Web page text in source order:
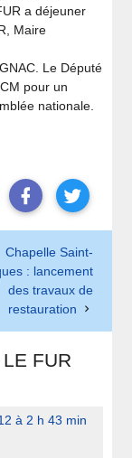
a déjeuner
Maire
Le Député
pour un
nationale.
Chapelle Saint-
: lancement
des travaux de
restauration
FUR
à 2 h 43 min